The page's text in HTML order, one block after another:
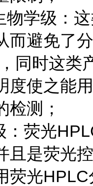
物学级：
而避免了
同时这类
度使之能
检测；
：荧光
且是荧光
荧光HPLC